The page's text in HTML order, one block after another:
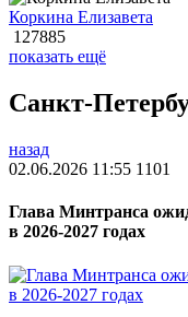
Коркина Елизавета
127885
показать ещё
Санкт-
назад
02.06.2026 11:55 1101
Глава Минтранса
в 2026-2027 годах